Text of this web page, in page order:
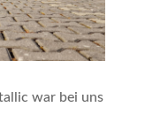
war bei uns